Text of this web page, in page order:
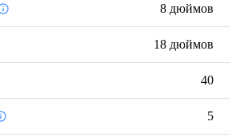
8 дюймов
18 дюймов
40
5